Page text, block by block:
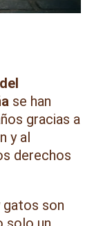
se han
gracias a
y al
derechos
gatos son